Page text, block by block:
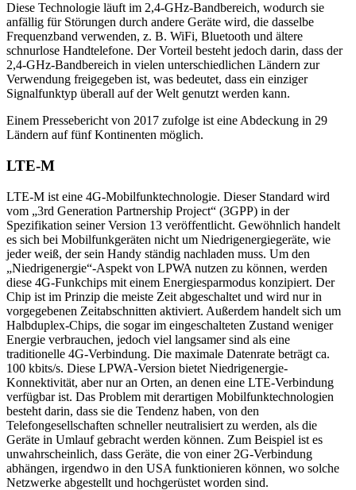
Diese Technologie läuft im 2,4-GHz-Bandbereich, wodurch sie
anfällig für Störungen durch andere Geräte wird, die dasselbe
Frequenzband verwenden, z. B. WiFi, Bluetooth und ältere
schnurlose Handtelefone. Der Vorteil besteht jedoch darin, dass der
2,4-GHz-Bandbereich in vielen unterschiedlichen Ländern zur
Verwendung freigegeben ist, was bedeutet, dass ein einziger
Signalfunktyp überall auf der Welt genutzt werden kann.
Einem Pressebericht von 2017 zufolge ist eine Abdeckung in 29
Ländern auf fünf Kontinenten möglich.
LTE-M
LTE-M ist eine 4G-Mobilfunktechnologie. Dieser Standard wird
vom „3rd Generation Partnership Project“ (3GPP) in der
Spezifikation seiner Version 13 veröffentlicht. Gewöhnlich handelt
es sich bei Mobilfunkgeräten nicht um Niedrigenergiegeräte, wie
jeder weiß, der sein Handy ständig nachladen muss. Um den
„Niedrigenergie“-Aspekt von LPWA nutzen zu können, werden
diese 4G-Funkchips mit einem Energiesparmodus konzipiert. Der
Chip ist im Prinzip die meiste Zeit abgeschaltet und wird nur in
vorgegebenen Zeitabschnitten aktiviert. Außerdem handelt sich um
Halbduplex-Chips, die sogar im eingeschalteten Zustand weniger
Energie verbrauchen, jedoch viel langsamer sind als eine
traditionelle 4G-Verbindung. Die maximale Datenrate beträgt ca.
100 kbits/s. Diese LPWA-Version bietet Niedrigenergie-
Konnektivität, aber nur an Orten, an denen eine LTE-Verbindung
verfügbar ist. Das Problem mit derartigen Mobilfunktechnologien
besteht darin, dass sie die Tendenz haben, von den
Telefongesellschaften schneller neutralisiert zu werden, als die
Geräte in Umlauf gebracht werden können. Zum Beispiel ist es
unwahrscheinlich, dass Geräte, die von einer 2G-Verbindung
abhängen, irgendwo in den USA funktionieren können, wo solche
Netzwerke abgestellt und hochgerüstet worden sind.